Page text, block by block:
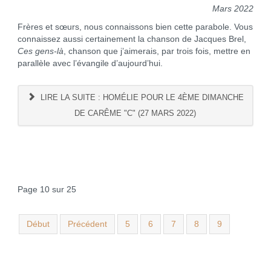
Mars 2022
Frères et sœurs, nous connaissons bien cette parabole. Vous
connaissez aussi certainement la chanson de Jacques Brel,
Ces gens-là, chanson que j’aimerais, par trois fois, mettre en
parallèle avec l’évangile d’aujourd’hui.
LIRE LA SUITE : HOMÉLIE POUR LE 4ÈME DIMANCHE
DE CARÊME "C" (27 MARS 2022)
Page 10 sur 25
Début Précédent 5 6 7 8 9